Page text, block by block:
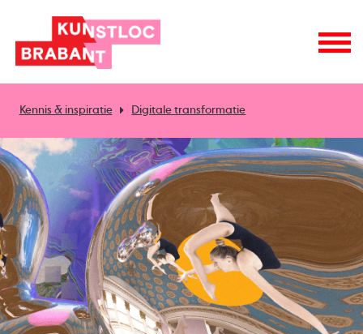
Kennis & inspiratie Digitale transformatie